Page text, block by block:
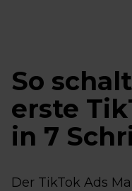
So
erste
in 7
Der TikTok Ads